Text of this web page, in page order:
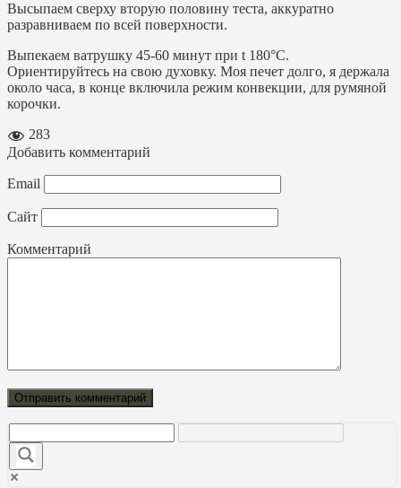
Высыпаем сверху вторую половину теста, аккуратно
разравниваем по всей поверхности.
Выпекаем ватрушку 45-60 минут при t 180°C.
Ориентируйтесь на свою духовку. Моя печет долго, я держала
около часа, в конце включила режим конвекции, для румяной
корочки.
283
Добавить комментарий
Email
Сайт
Комментарий